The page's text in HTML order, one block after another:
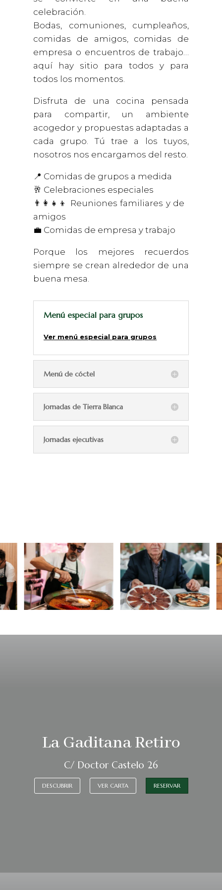
celebración.
Bodas, comuniones, cumpleaños,
comidas de amigos, comidas de
empresa o encuentros de trabajo…
aquí hay sitio para todos y para
todos los momentos.
Disfruta de una cocina pensada
para compartir, un ambiente
acogedor y propuestas adaptadas a
cada grupo. Tú trae a los tuyos,
nosotros nos encargamos del resto.
📍 Comidas de grupos a medida
🥂 Celebraciones especiales
👨‍👩‍👧‍👦 Reuniones familiares y de
amigos
💼 Comidas de empresa y trabajo
Porque los mejores recuerdos
siempre se crean alrededor de una
buena mesa.
Menú especial para grupos
Ver menú especial para grupos
Menú de cóctel
Jornadas de Tierra Blanca
Jornadas ejecutivas
La Gaditana Retiro
C/ Doctor Castelo 26
DESCUBRIR VER CARTA RESERVAR